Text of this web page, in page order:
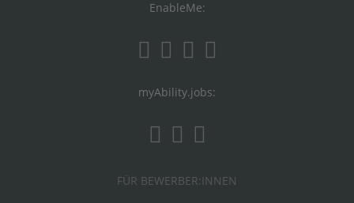
EnableMe:
myAbility.jobs:
FÜR BEWERBER:INNEN